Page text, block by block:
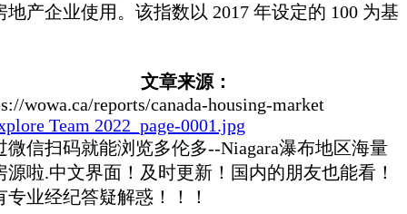
地产企业使用。该指数以 2017 年设定的 100 为基
文章来源：
wowa.ca/reports/canada-housing-market
微信扫码就能浏览多伦多--Niagara瀑布地区海量
源啦.中文界面！及时更新！国内的朋友也能看！
专业经纪答疑解惑！！！